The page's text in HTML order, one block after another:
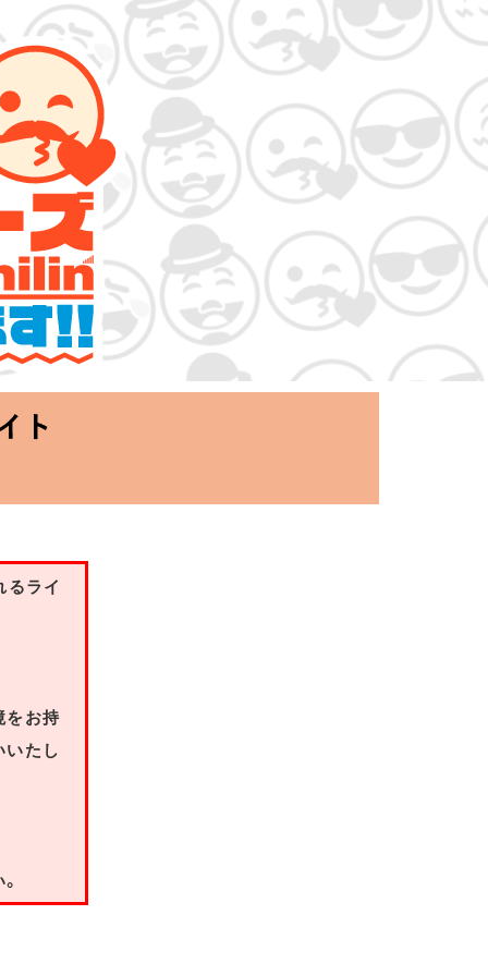
るライ
をお持
いたし